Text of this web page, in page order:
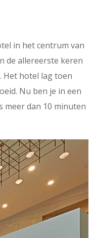
in het centrum van
de allereerste keren
Het hotel lag toen
Nu ben je in een
meer dan 10 minuten